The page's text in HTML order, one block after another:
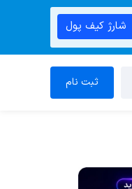
شارژ کیف پول
ثبت نام